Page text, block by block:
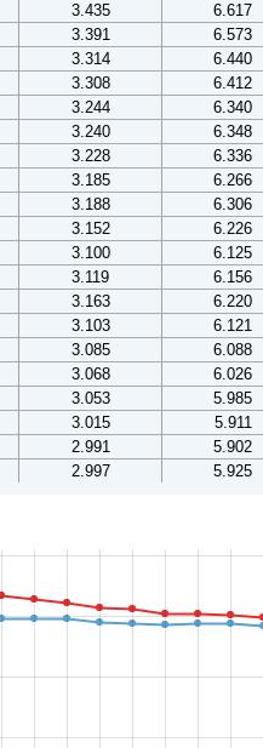
3.435
6.617
3.391
6.573
3.314
6.440
3.308
6.412
3.244
6.340
3.240
6.348
3.228
6.336
3.185
6.266
3.188
6.306
3.152
6.226
3.100
6.125
3.119
6.156
3.163
6.220
3.103
6.121
3.085
6.088
3.068
6.026
3.053
5.985
3.015
5.911
2.991
5.902
2.997 5.925